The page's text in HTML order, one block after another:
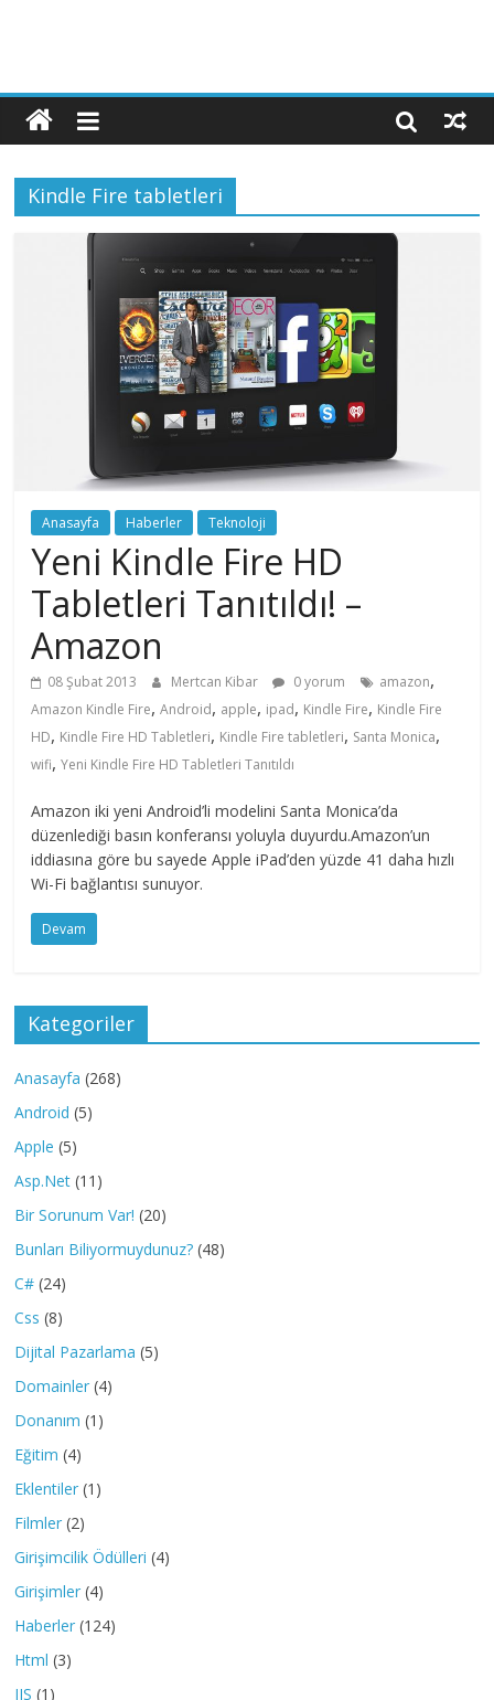
Kindle Fire tabletleri
Anasayfa Haberler Teknoloji
Yeni Kindle Fire HD
Tabletleri Tanıtıldı! –
Amazon
08 Şubat 2013 Mertcan Kibar 0 yorum amazon,
Amazon Kindle Fire,Android, apple, ipad, Kindle Fire, Kindle Fire
HD, Kindle Fire HD Tabletleri, Kindle Fire tabletleri, Santa Monica,
wifi,Yeni Kindle Fire HD Tabletleri Tanıtıldı
Amazon iki yeni Android’li modelini Santa Monica’da
düzenlediği basın konferansı yoluyla duyurdu.Amazon’un
iddiasına göre bu sayede Apple iPad’den yüzde 41 daha hızlı
Wi-Fi bağlantısı sunuyor.
Devam
Kategoriler
Anasayfa (268)
Android (5)
Apple (5)
Asp.Net (11)
Bir Sorunum Var! (20)
Bunları Biliyormuydunuz? (48)
C# (24)
Css (8)
Dijital Pazarlama (5)
Domainler (4)
Donanım (1)
Eğitim (4)
Eklentiler (1)
Filmler (2)
Girişimcilik Ödülleri (4)
Girişimler (4)
Haberler (124)
Html (3)
IIS (1)